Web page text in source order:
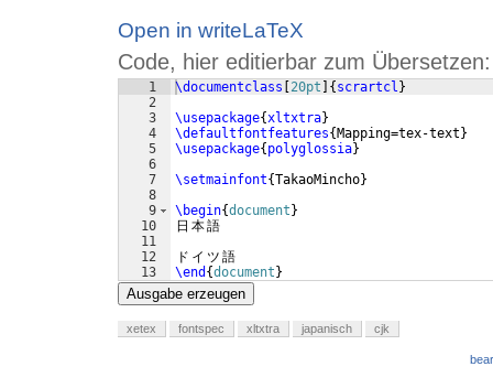
Open in writeLaTeX
Code, hier editierbar zum Übersetzen:
1
2
3
4
5
6
7
8
9
10
11
12
13
\documentclass 20pt { scrartcl }
\usepackage{xltxtra}
\defaultfontfeatures{ Mapping=tex-text }
\usepackage{ polyglossia}
\setmainfont{TakaoMincho}
\begin{document }
日 本語
ド イ ツ 語
\end {document }
Ausgabe erzeugen
xetex fontspec xltxtra japanisch cjk